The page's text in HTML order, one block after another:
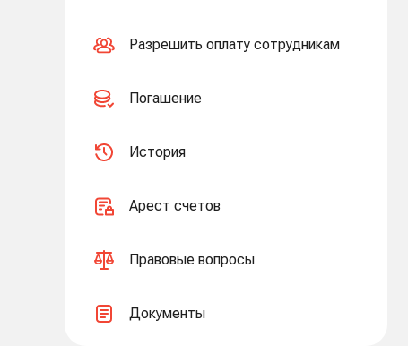
Разрешить оплату сотрудникам
Погашение
История
Арест счетов
Правовые вопросы
Документы